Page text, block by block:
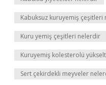
Kabuksuz kuruyemiş çeşitleri
Kuru yemiş çeşitleri nelerdir
Kuruyemiş kolesterolü
Sert çekirdekli meyveler